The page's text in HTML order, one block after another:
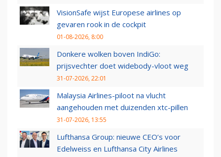
VisionSafe wijst Europese airlines op
gevaren rook in de cockpit
01-08-2026, 8:00
Donkere wolken boven IndiGo:
prijsvechter doet widebody-vloot weg
31-07-2026, 22:01
Malaysia Airlines-piloot na vlucht
aangehouden met duizenden xtc-pillen
31-07-2026, 13:55
Lufthansa Group: nieuwe CEO’s voor
Edelweiss en Lufthansa City Airlines